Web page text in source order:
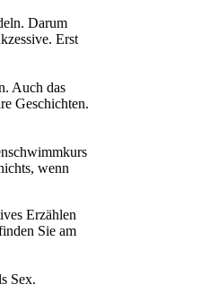
Darum
Erst
Auch das
Geschichten.
wenn
Erzählen
Sie am
Sex.